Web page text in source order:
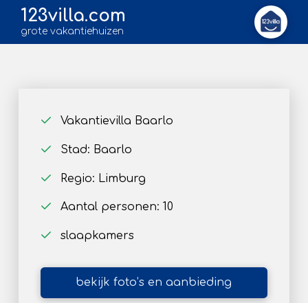
123villa.com
grote vakantiehuizen
Vakantievilla Baarlo
Stad: Baarlo
Regio: Limburg
Aantal personen: 10
slaapkamers
bekijk foto’s en aanbieding